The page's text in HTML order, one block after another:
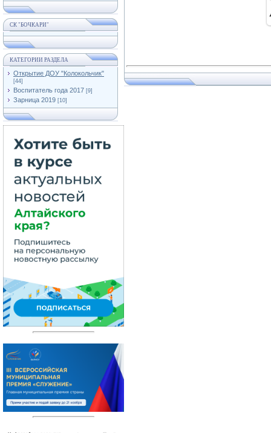
СК "БОЧКАРИ"
КАТЕГОРИИ РАЗДЕЛА
Открытие ДОУ "Колокольчик"
[44]
Воспитатель года 2017 [9]
Зарница 2019 [10]